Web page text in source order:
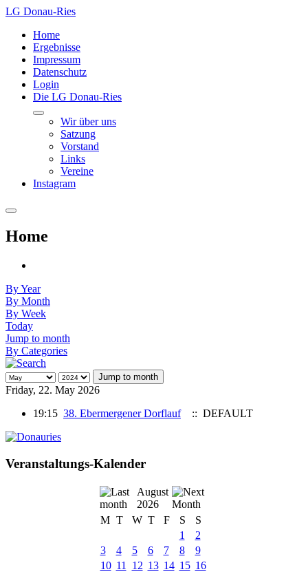
LG Donau-Ries
Home
Ergebnisse
Impressum
Datenschutz
Login
Die LG Donau-Ries
Wir über uns
Satzung
Vorstand
Links
Vereine
Instagram
Home
By Year
By Month
By Week
Today
Jump to month
By Categories
Jump to month
Friday, 22. May 2026
19:15 38. Ebermergener Dorflauf :: DEFAULT
Veranstaltungs-Kalender
August
2026
M T W T F S
S
1
2
3
4 5 6 7 8
9
10 11 12 13 14 15 16